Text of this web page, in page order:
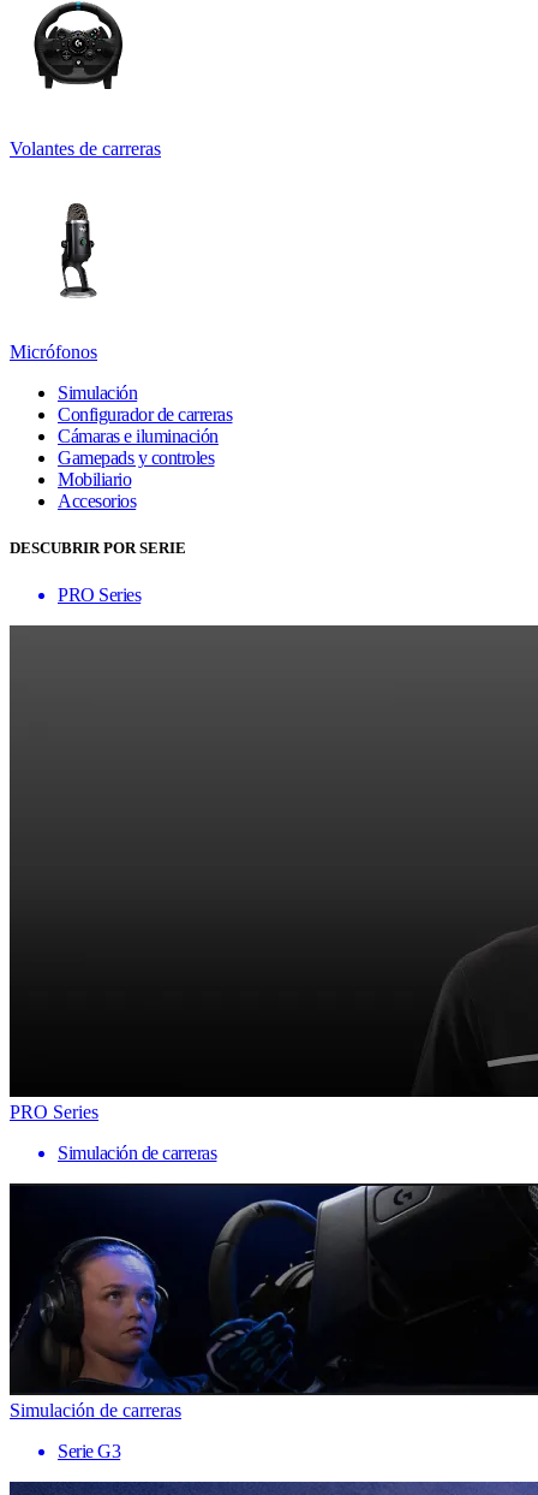
Volantes de carreras
Micrófonos
Simulación
Configurador de carreras
Cámaras e iluminación
Gamepads y controles
Mobiliario
Accesorios
DESCUBRIR POR SERIE
PRO Series
PRO Series
Simulación de carreras
Simulación de carreras
Serie G3